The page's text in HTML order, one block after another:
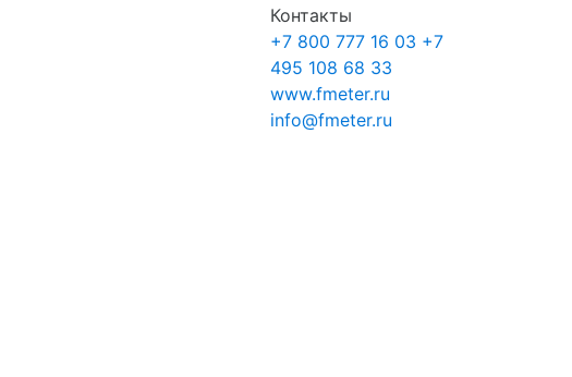
Контакты
+7 800 777 16 03 +7
495 108 68 33
www.fmeter.ru
info@fmeter.ru